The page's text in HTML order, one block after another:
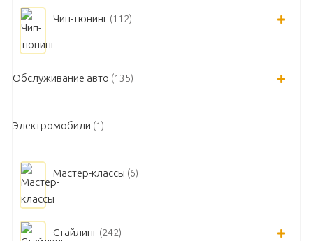
Чип-тюнинг (112)
Обслуживание авто (135)
Электромобили (1)
Мастер-классы (6)
Стайлинг (242)